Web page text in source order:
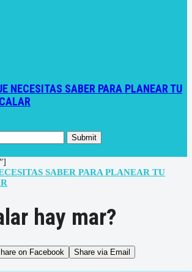
NECESITAS SABER PARA PLANEAR TU
Submit
SABER PARA PLANEAR TU
hay mar?
on Facebook Share via Email